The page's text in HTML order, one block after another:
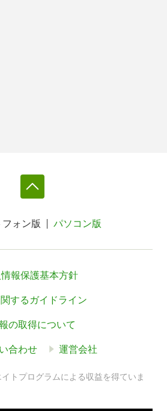
フォン版 パソコン版
報保護基本方針
するガイドライン
の取得について
合わせ 運営会社
トプログラムによる収益を得ていま